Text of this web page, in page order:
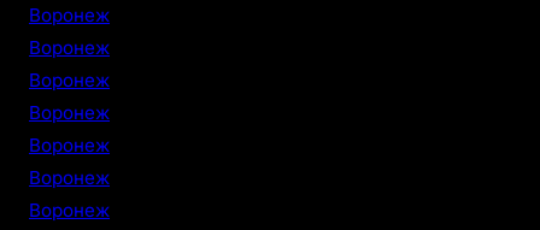
Воронеж
Воронеж
Воронеж
Воронеж
Воронеж
Воронеж
Воронеж